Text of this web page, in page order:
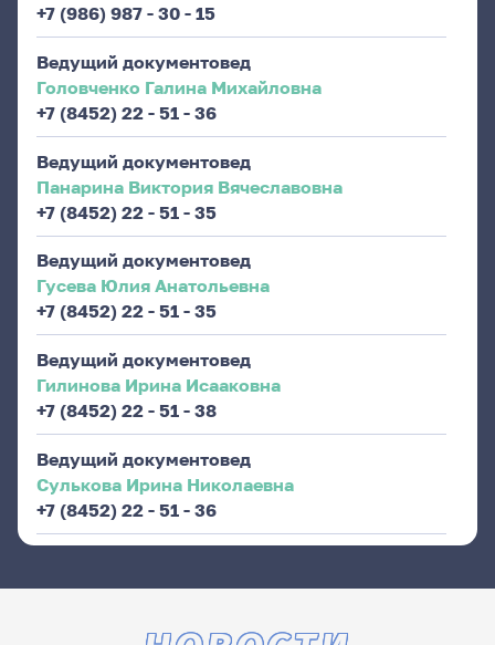
+7 (986) 987 - 30 - 15
Ведущий документовед
Головченко Галина Михайловна
+7 (8452) 22 - 51 - 36
Ведущий документовед
Панарина Виктория Вячеславовна
+7 (8452) 22 - 51 - 35
Ведущий документовед
Гусева Юлия Анатольевна
+7 (8452) 22 - 51 - 35
Ведущий документовед
Гилинова Ирина Исааковна
+7 (8452) 22 - 51 - 38
Ведущий документовед
Сулькова Ирина Николаевна
+7 (8452) 22 - 51 - 36